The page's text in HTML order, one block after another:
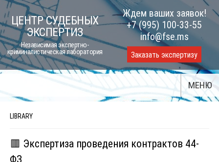
Skip
to
content
ЦЕНТР СУДЕБНЫХ
ЭКСПЕРТИЗ
Независимая экспертно-
криминалистическая лаборатория
Ждем ваших заявок!
+7 (995) 100-33-55
info@fse.ms
Заказать экспертизу
МЕНЮ
LIBRARY
🟥 Экспертиза проведения контрактов 44-
ФЗ